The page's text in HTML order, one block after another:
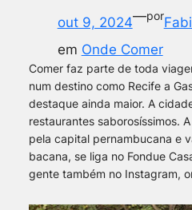
out 9, 2024—por
em Onde Comer
Comer faz parte de toda
num destino como Recife a
destaque ainda maior. A
restaurantes saborosíssimos.
pela capital pernambucana e
bacana, se liga no Fondue
gente também no Instagram,